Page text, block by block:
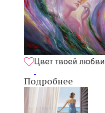
Цвет твоей любви
Подробнее